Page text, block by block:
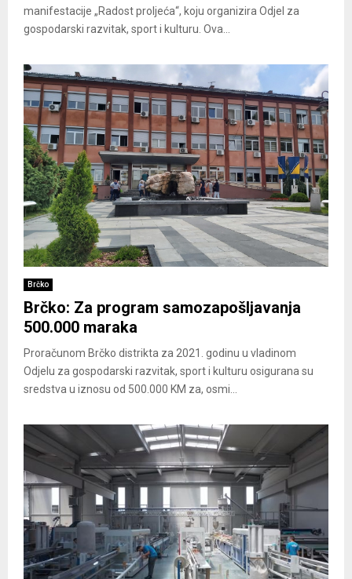
manifestacije „Radost proljeća“, koju organizira Odjel za
gospodarski razvitak, sport i kulturu. Ova...
Brčko
Brčko: Za program samozapošljavanja
500.000 maraka
Proračunom Brčko distrikta za 2021. godinu u vladinom
Odjelu za gospodarski razvitak, sport i kulturu osigurana su
sredstva u iznosu od 500.000 KM za, osmi...